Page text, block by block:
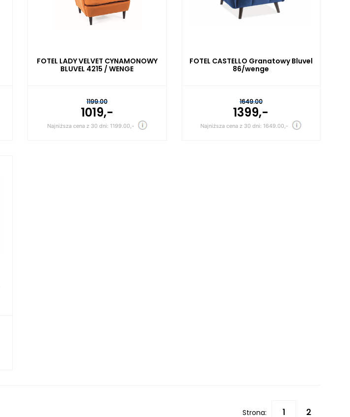
FOTEL LADY VELVET CYNAMONOWY
BLUVEL 4215 / WENGE
1199.00
1019,-
Najniższa cena z 30 dni: 1199.00,-
FOTEL CASTELLO Granatowy Bluvel
86/wenge
1649.00
1399,-
Najniższa cena z 30 dni: 1649.00,-
Strona: